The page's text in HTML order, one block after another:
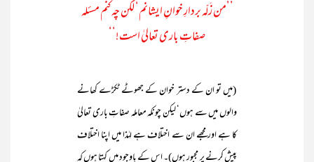
’’من زَلّہ بردارِ خوانِ ایشانم‘ لٰــکن چہ کنم مسئلہ
صفاتِ باری تعالیٰ است!‘‘
(میں تو ان کے دستر خوان کے جھوٹے ٹکڑے کھانے
والوں میں سے ہوں‘ لیکن چونکہ معاملہ صفاتِ باری تعالیٰ
کا ہے اور مجھے ان سے اختلاف ہے لہٰذا میں اپنا اختلاف
پیش کرنے پر مجبور ہوں)۔ اس کے باوجود میں کہتا ہوں کہ